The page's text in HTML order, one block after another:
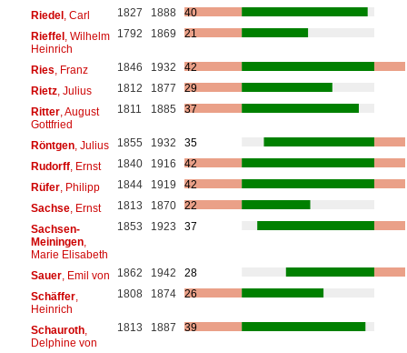
Riedel, Carl 1827 1888
40
Rieffel, Wilhelm
Heinrich
1792 1869 21
Ries , Franz 1846 1932
42
Rietz, Julius 1812 1877
29
Ritter, August
Gottfried
1811 1885 37
Röntgen, Julius 1855 1932
35
Rudorff, Ernst 1840 1916
42
Rüfer, Philipp 1844 1919
42
Sachse, Ernst 1813 1870
22
Sachsen-
Meiningen,
Marie Elisabeth
1853 1923 37
Sauer, Emil von 1862 1942
28
Schäffer,
Heinrich
1808 1874 26
Schauroth,
Delphine von
1813 1887 39